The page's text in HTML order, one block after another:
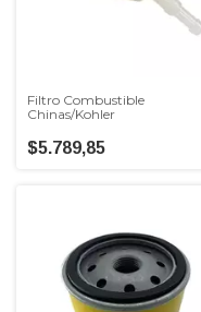
Filtro Combustible
Chinas/Kohler
$5.789,85